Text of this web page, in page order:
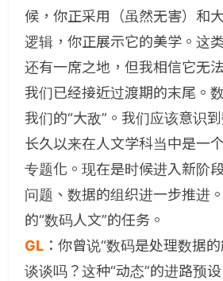
候，你正采用（虽然无害）和
逻辑，你正展示它的美学。这
还有一席之地，但我相信它无
我们已经接近过渡期的末尾。
我们的“大敌”。我们应该意识
长久以来在人文学科当中是一
专题化。现在是时候进入新阶
问题、数据的组织进一步推进
的“数码人文”的任务。
GL ：你曾说“数码是处理数据
谈谈吗？这种“动态”的进路预